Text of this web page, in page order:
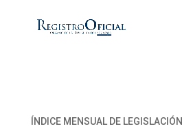
ÍNDICE MENSUAL DE LEGISLACIÓN